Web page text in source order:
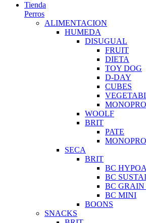
Tienda
Perros
ALIMENTACION
HUMEDA
DISUGUAL
FRUIT
DIETA
TOY DOG
D-DAY
CUBES
WOOLF
BRIT
PATE
SECA
BRIT
BC
BC
BC GRAIN
BC MINI
BOONS
SNACKS